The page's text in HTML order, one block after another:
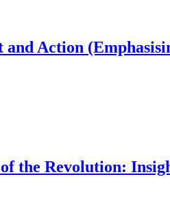
Action
the Revolution: